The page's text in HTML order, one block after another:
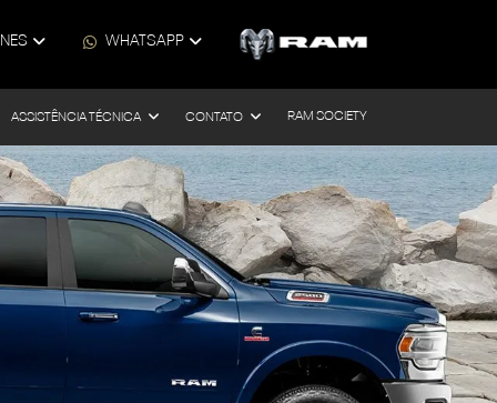
WHATSAPP
ASSISTÊNCIA TÉCNICA CONTATO RAM SOCIETY